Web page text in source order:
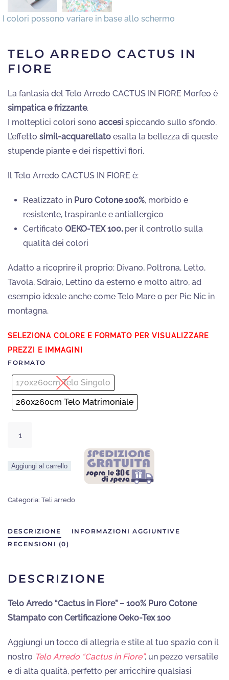
TELO ARREDO CACTUS IN
FIORE
La fantasia del Telo Arredo CACTUS IN FIORE Morfeo è
simpatica e frizzante.
I molteplici colori sono accesi spiccando sullo sfondo.
L’effetto simil-acquarellato esalta la bellezza di queste
stupende piante e dei rispettivi fiori.
Il Telo Arredo CACTUS IN FIORE è:
Realizzato in Puro Cotone 100%, morbido e
resistente, traspirante e antiallergico
Certificato OEKO-TEX 100, per il controllo sulla
qualità dei colori
Adatto a ricoprire il proprio: Divano, Poltrona, Letto,
Tavola, Sdraio, Lettino da esterno e molto altro, ad
esempio ideale anche come Telo Mare o per Pic Nic in
montagna.
FORMATO
170x260cm Telo Singolo
260x260cm Telo Matrimoniale
in
quantità
Aggiungi al carrello
Categoria: Teli arredo
DESCRIZIONE
INFORMAZIONI AGGIUNTIVE
RECENSIONI (0)
DESCRIZIONE
Telo Arredo “Cactus in Fiore” – 100% Puro Cotone
Stampato con Certificazione Oeko-Tex 100
Aggiungi un tocco di allegria e stile al tuo spazio con il
nostro Telo Arredo “Cactus in Fiore”, un pezzo versatile
e di alta qualità, perfetto per arricchire qualsiasi